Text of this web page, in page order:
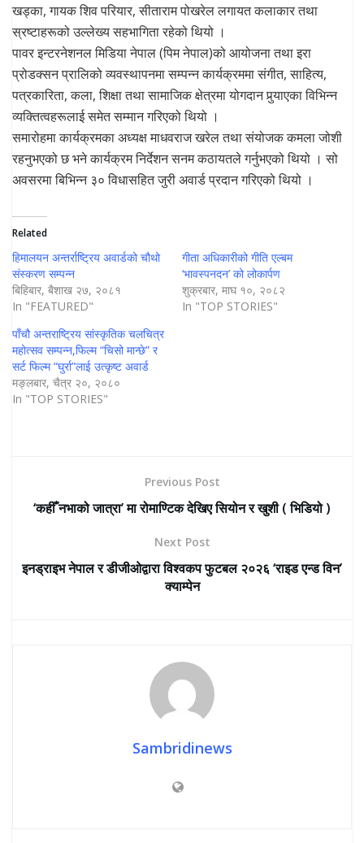
खड्का, गायक शिव परियार, सीताराम पोखरेल लगायत कलाकार तथा
स्रष्टाहरूको उल्लेख्य सहभागिता रहेको थियो ।
पावर इन्टरनेशनल मिडिया नेपाल (पिम नेपाल)को आयोजना तथा इरा
प्रोडक्सन प्रालिको व्यवस्थापनमा सम्पन्न कार्यक्रममा संगीत, साहित्य,
पत्रकारिता, कला, शिक्षा तथा सामाजिक क्षेत्रमा योगदान पुर्‍याएका विभिन्न
व्यक्तित्वहरूलाई समेत सम्मान गरिएको थियो ।
समारोहमा कार्यक्रमका अध्यक्ष माधवराज खरेल तथा संयोजक कमला जोशी
रहनुभएको छ भने कार्यक्रम निर्देशन सनम कठायतले गर्नुभएको थियो । सो
अवसरमा बिभिन्न ३० विधासहित जुरी अवार्ड प्रदान गरिएको थियो ।
Related
हिमालयन अन्तर्राष्ट्रिय अवार्डको चौथो
संस्करण सम्पन्न
बिहिबार, बैशाख २७, २०८१
In "FEATURED"
गीता अधिकारीको गीति एल्बम
‘भावस्पनदन’ को लोकार्पण
शुक्रबार, माघ १०, २०८२
In "TOP STORIES"
पाँचौ अन्तराष्ट्रिय सांस्कृतिक चलचित्र
महोत्सव सम्पन्न,फिल्म “चिसो मान्छे” र
सर्ट फिल्म “घुर्रा”लाई उत्कृष्ट अवार्ड
मङ्लबार, चैत्र २०, २०८०
In "TOP STORIES"
Previous Post
‘कहीँ नभाको जात्रा’ मा रोमाण्टिक देखिए सियोन र खुशी ( भिडियो )
Next Post
इनड्राइभ नेपाल र डीजीओद्वारा विश्वकप फुटबल २०२६ ‘राइड एन्ड विन’
क्याम्पेन
Sambridinews